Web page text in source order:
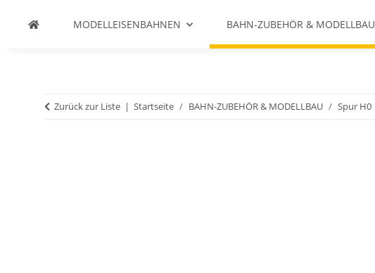
MODELLEISENBAHNEN BAHN-ZUBEHÖR & MODELLBAU
Zurück zur Liste Startseite BAHN-ZUBEHÖR & MODELLBAU Spur H0